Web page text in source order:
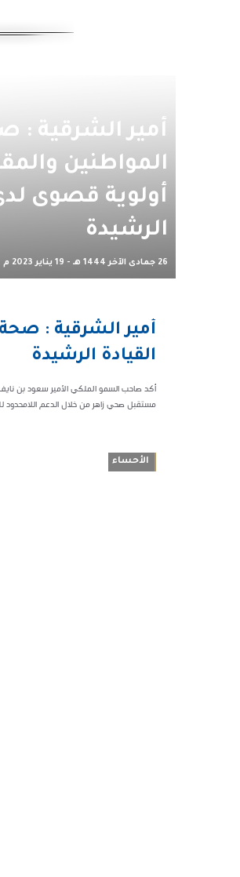
أمير الشرقية :
المواطنين
أولوية قصوى
الرشيدة
26 جمادى الآخر 1444 هـ - 19 يناير 2023 م
أمير الشرقية :
القيادة الرشيدة
أكد صاحب السمو الملكي الأمير سعود بن نايف
مستقبل صحي زاهر من خلال الدعم اللامحدود
الأحساء